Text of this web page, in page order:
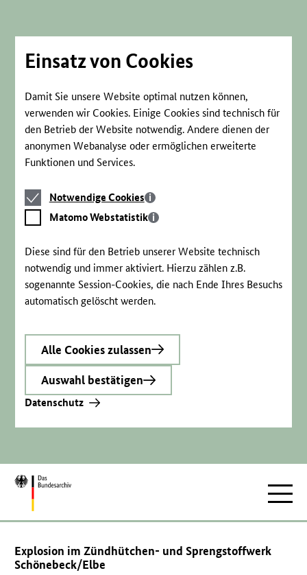
Einsatz von Cookies
Damit Sie unsere Website optimal nutzen können,
verwenden wir Cookies. Einige Cookies sind technisch für
den Betrieb der Website notwendig. Andere dienen der
anonymen Webanalyse oder ermöglichen erweiterte
Funktionen und Services.
Notwendige
Cookies
Notwendige Cookies
Matomo
Webstatistik
Matomo Webstatistik
Diese sind für den Betrieb unserer Website technisch
notwendig und immer aktiviert. Hierzu zählen z.B.
sogenannte Session-Cookies, die nach Ende Ihres Besuchs
automatisch gelöscht werden.
Alle Cookies zulassen
Auswahl bestätigen
Datenschutz
Zur
Explosion im Zündhütchen- und Sprengstoffwerk
Schönebeck/Elbe